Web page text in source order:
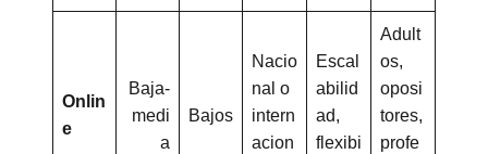
Onlin
e
Baja-
medi
a
Bajos
Nacio
nal o
intern
acion
Escal
abilid
ad,
flexibi
Adult
os,
oposi
tores,
profe